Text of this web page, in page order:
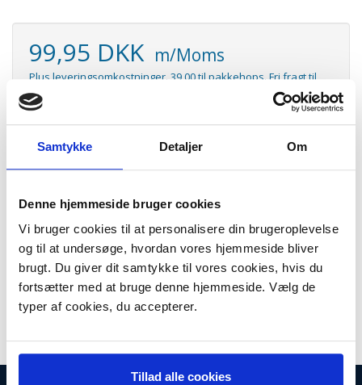
Samtykke Detaljer Om
Denne hjemmeside bruger cookies
Vi bruger cookies til at personalisere din brugeroplevelse
og til at undersøge, hvordan vores hjemmeside bliver
brugt. Du giver dit samtykke til vores cookies, hvis du
fortsætter med at bruge denne hjemmeside. Vælg de
typer af cookies, du accepterer.
Tillad alle cookies
99,95 DKK m/Moms
Plus leveringsomkostninger. 39,00 til pakkehops. Fri fragt til
pakkeshop ved køb over 599,-
Lager: På lager
Mobillader til Nokia mobiltelefoner. 220V Lader for: Nokia 6101/ N70.
Mobiloplader
Passer til:
Nokia 3250, 5070, 5700, 6070, 6101, 6103, 6111, 6136, 6270, 6280, 6300,
7360, 7370, E50, E61, N70, N71, N80, N90, N91, N95